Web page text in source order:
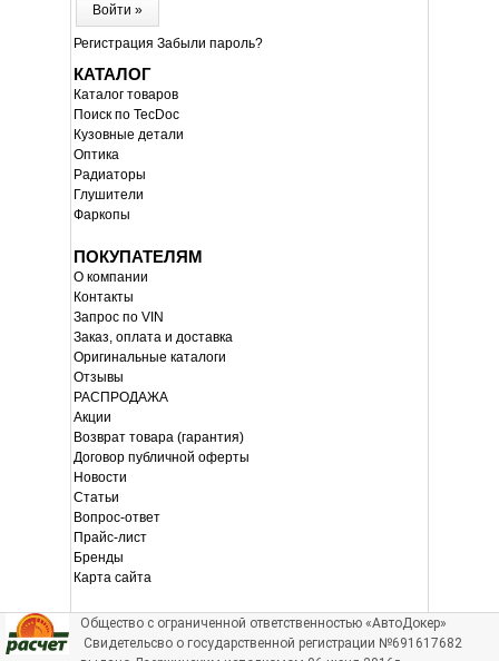
Войти »
Регистрация Забыли пароль?
КАТАЛОГ
Каталог товаров
Поиск по TecDoc
Кузовные детали
Оптика
Радиаторы
Глушители
Фаркопы
ПОКУПАТЕЛЯМ
О компании
Контакты
Запрос по VIN
Заказ, оплата и доставка
Оригинальные каталоги
Отзывы
РАСПРОДАЖА
Акции
Возврат товара (гарантия)
Договор публичной оферты
Новости
Статьи
Вопрос-ответ
Прайс-лист
Бренды
Карта сайта
Общество с ограниченной ответственностью «АвтоДокер»
Свидетельсво о государственной регистрации №691617682